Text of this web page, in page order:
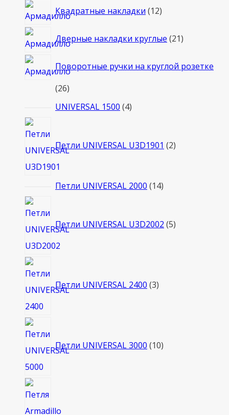
Квадратные накладки 1212
Дверные накладки круглые 2121
Поворотные ручки на круглой розетке
2626
товаров
UNIVERSAL 1500 44
Петли UNIVERSAL U3D1901 2товара
Петли UNIVERSAL 2000 1414
Петли UNIVERSAL U3D2002 5товаров
Петли UNIVERSAL 2400 3товара
Петли UNIVERSAL 3000 10товаров